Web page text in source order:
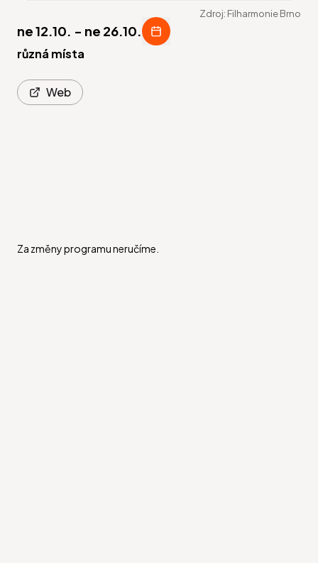
Zdroj: Filharmonie Brno
ne 12.10. - ne 26.10.
různá místa
Web
Za změny programu neručíme.